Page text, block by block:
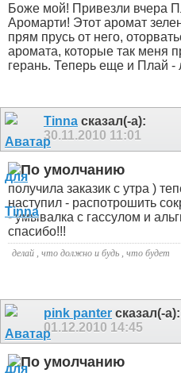
Боже мой! Привезли вчера
Аромарти! Этот аромат
прям прусь от него,
аромата, которые так меня
герань. Теперь еще и Плай
Tinna сказал(-а):
30.11.2010 11:01
получила заказик с утра )
наступил - распотрошить
- умывалка с гассулом и
спасибо!!!
делай , что должно и будь , что будет
pink panter сказал(-а):
01.12.2010 14:45